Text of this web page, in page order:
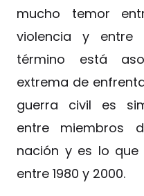
mucho temor
violencia y entre
término está
extrema de
guerra civil es
entre miembros
nación y es lo que
entre 1980 y 2000.